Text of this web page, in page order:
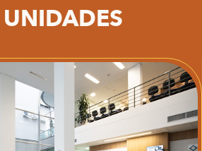
UNIDADES